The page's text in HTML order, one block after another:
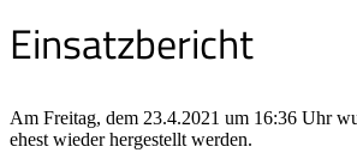
Einsatzbericht
Am Freitag, dem 23.4.2021 um 16:36 Uhr
ehest wieder hergestellt werden.